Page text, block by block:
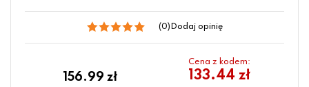
(0) Dodaj opinię
Cena z kodem:
133.44 zł
156.99 zł